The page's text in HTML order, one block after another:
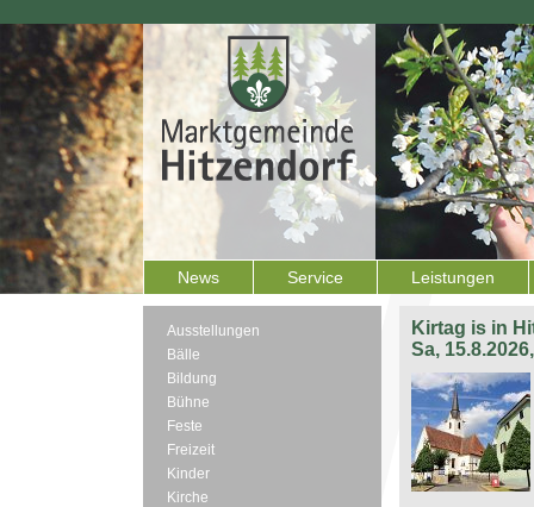
News Service Leistungen
Ausstellungen
Bälle
Bildung
Bühne
Feste
Freizeit
Kinder
Kirche
Kirtag is in
Sa,